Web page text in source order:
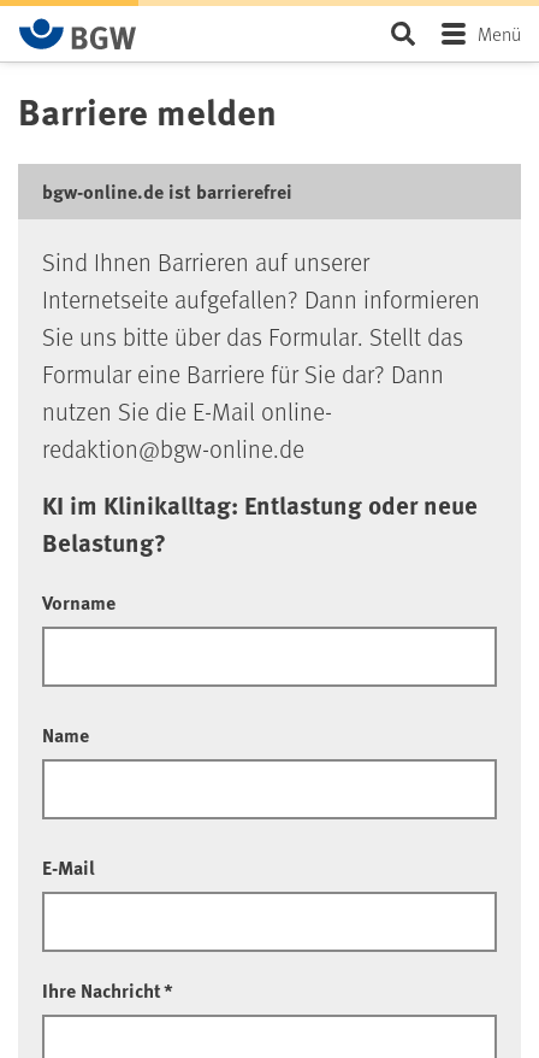
Zum Hauptinhalt springen SeiteMenü
Barriere melden
bgw-online.de ist barrierefrei
Sind Ihnen Barrieren auf unserer
Internetseite aufgefallen? Dann informieren
Sie uns bitte über das Formular. Stellt das
Formular eine Barriere für Sie dar? Dann
nutzen Sie die E-Mail online-
redaktion@bgw-online.de
KI im Klinikalltag: Entlastung oder neue
Belastung?
Vorname
Name
E-Mail
Ihre Nachricht*